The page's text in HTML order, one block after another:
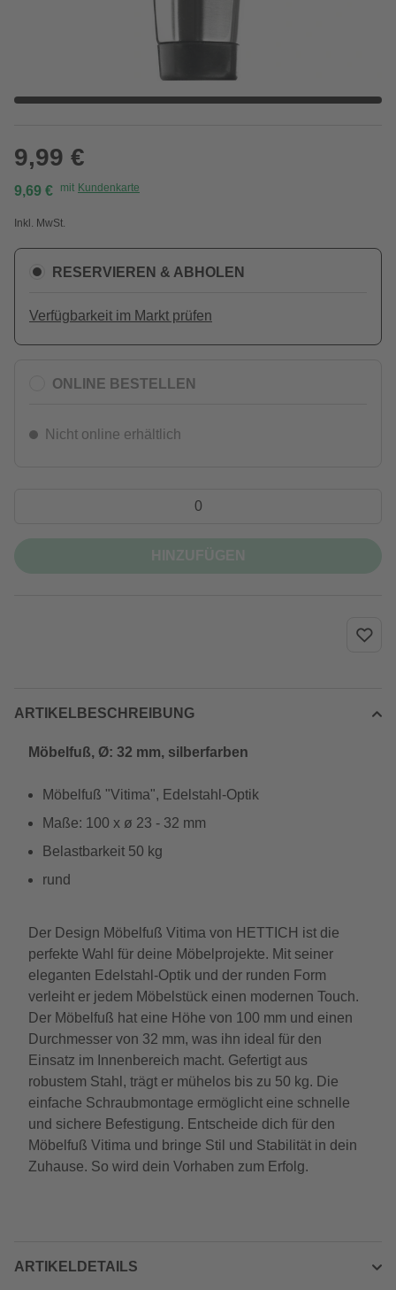
9,99 €
9,69 € mit Kundenkarte
Inkl. MwSt.
RESERVIEREN & ABHOLEN
Verfügbarkeit im Markt prüfen
ONLINE BESTELLEN
Nicht online erhältlich
ARTIKELBESCHREIBUNG
Möbelfuß, Ø: 32 mm, silberfarben
Möbelfuß "Vitima", Edelstahl-Optik
Maße: 100 x ø 23 - 32 mm
Belastbarkeit 50 kg
rund
Der Design Möbelfuß Vitima von HETTICH ist die
perfekte Wahl für deine Möbelprojekte. Mit seiner
eleganten Edelstahl-Optik und der runden Form
verleiht er jedem Möbelstück einen modernen Touch.
Der Möbelfuß hat eine Höhe von 100 mm und einen
Durchmesser von 32 mm, was ihn ideal für den
Einsatz im Innenbereich macht. Gefertigt aus
robustem Stahl, trägt er mühelos bis zu 50 kg. Die
einfache Schraubmontage ermöglicht eine schnelle
und sichere Befestigung. Entscheide dich für den
Möbelfuß Vitima und bringe Stil und Stabilität in dein
Zuhause. So wird dein Vorhaben zum Erfolg.
ARTIKELDETAILS